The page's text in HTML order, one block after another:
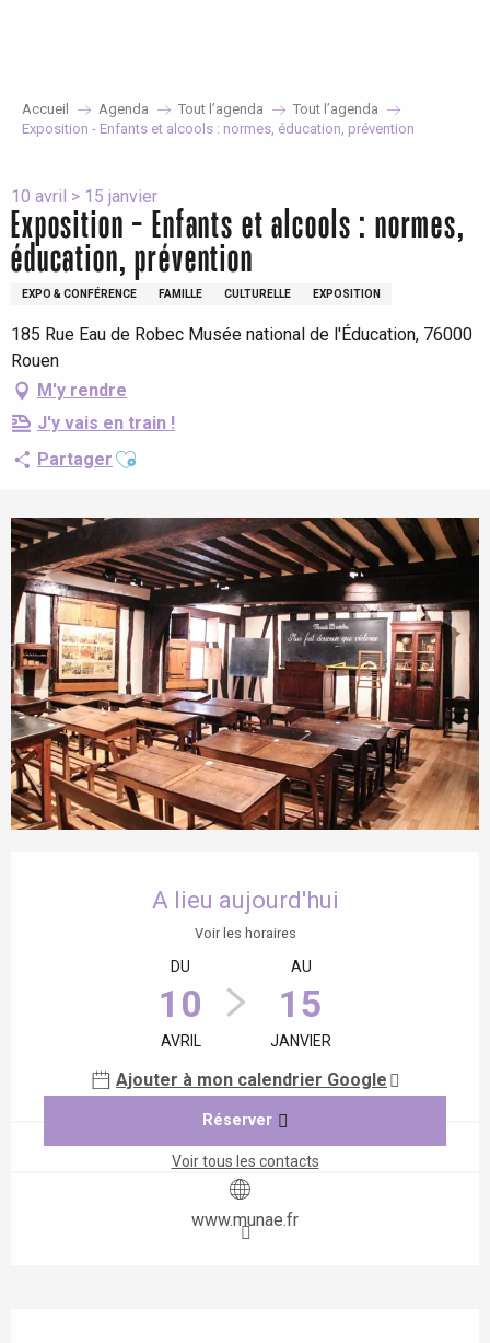
Accueil Agenda Tout l’agenda
Tout l’agenda
Exposition - Enfants et alcools : normes, éducation, prévention
10 avril > 15 janvier
Exposition - Enfants et alcools : normes,
éducation, prévention
EXPO & CONFÉRENCE FAMILLE CULTURELLE EXPOSITION
185 Rue Eau de Robec Musée national de l'Éducation, 76000
Rouen
M'y rendre
J'y vais en train !
Partager Ajouter aux favoris
A lieu aujourd'hui
Voir les horaires
DU
10
AVRIL
AU
15
JANVIER
Ajouter à mon calendrier Google
Réserver
Voir tous les contacts
www.munae.fr